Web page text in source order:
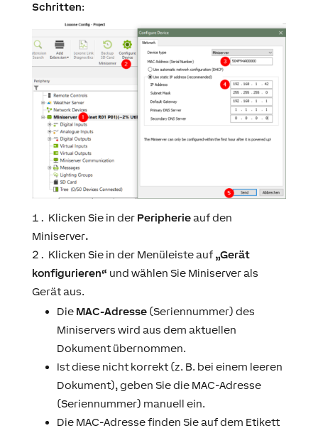
Schritten:
Klicken Sie in der Peripherieauf den
Miniserver.
Klicken Sie in der Menüleiste auf„Gerät
konfigurieren“ und wählen Sie Miniserver als
Gerät aus.
Die MAC-Adresse (Seriennummer) des
Miniservers wird aus dem aktuellen
Dokument übernommen.
Ist diese nicht korrekt (z. B. bei einem leeren
Dokument), geben Sie die MAC-Adresse
(Seriennummer) manuell ein.
Die MAC-Adresse finden Sie auf dem Etikett